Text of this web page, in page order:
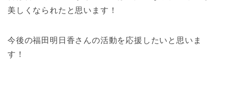
美しくなられたと思います！
今後の福田明日香さんの活動を応援したいと思いま
す！